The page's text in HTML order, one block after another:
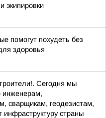
экипировки
помогут похудеть без
здоровья
Сегодня мы
инженерам,
сварщикам, геодезистам,
инфраструктуру страны